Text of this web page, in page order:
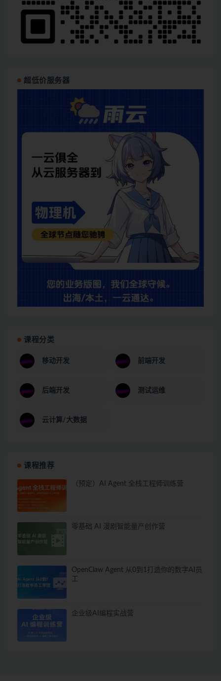
超低价服务器
课程分类
移动开发 前端开发
后端开发 测试运维
云计算/大数据
课程推荐
（预定）AI Agent 全栈工程师训练营
零基础 AI 漫剧智能量产创作营
OpenClaw Agent 从0到1打造你的数字AI员
企业级AI编程实战营